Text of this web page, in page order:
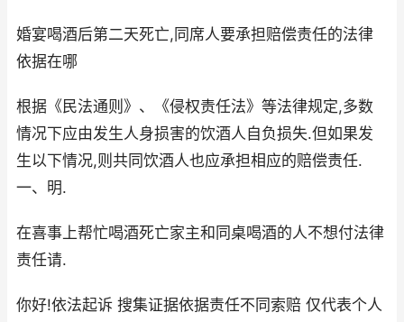
婚宴喝酒后第二天死亡,同席人要承担赔偿责任的法律
依据在哪
根据《民法通则》、《侵权责任法》等法律规定,多数
情况下应由发生人身损害的饮酒人自负损失.但如果发
生以下情况,则共同饮酒人也应承担相应的赔偿责任.
一、明.
在喜事上帮忙喝酒死亡家主和同桌喝酒的人不想付法律
责任请.
你好!依法起诉 搜集证据依据责任不同索赔 仅代表个人